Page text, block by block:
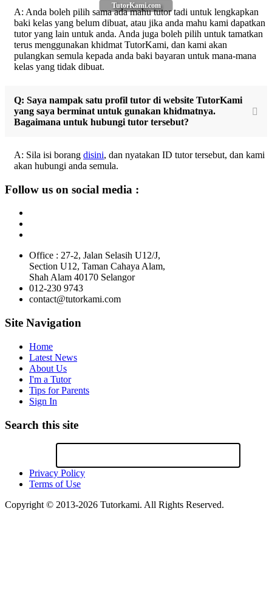
TutorKami.com
A: Anda boleh pilih sama ada mahu tutor tadi untuk lengkapkan
baki kelas yang belum dibuat, atau jika anda mahu kami dapatkan
tutor yang lain untuk anda. Anda juga boleh pilih untuk tamatkan
terus menggunakan khidmat TutorKami, dan kami akan
pulangkan semula kepada anda baki bayaran untuk mana-mana
kelas yang tidak dibuat.
Q: Saya nampak satu profil tutor di website TutorKami
yang saya berminat untuk gunakan khidmatnya.
Bagaimana untuk hubungi tutor tersebut?
A: Sila isi borang disini, dan nyatakan ID tutor tersebut, dan kami
akan hubungi anda semula.
Follow us on social media :
Office : 27-2, Jalan Selasih U12/J,
Section U12, Taman Cahaya Alam,
Shah Alam 40170 Selangor
012-230 9743
contact@tutorkami.com
Site Navigation
Home
Latest News
About Us
I'm a Tutor
Tips for Parents
Sign In
Search this site
Privacy Policy
Terms of Use
Copyright © 2013-2026 Tutorkami. All Rights Reserved.